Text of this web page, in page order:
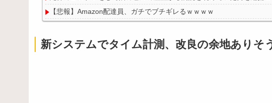
【悲報】Amazon配達員、ガチでブチギレるｗｗｗｗ
新システムでタイム計測、改良の余地ありそ